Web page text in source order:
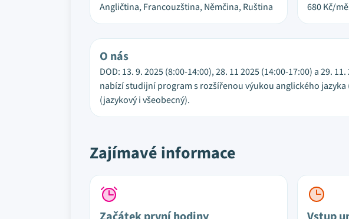
Angličtina, Francouzština, Němčina, Ruština 680Kč/
O nás
DOD: 13. 9. 2025 (8:00-14:00), 28. 11 2025 (14:00-17:00) a 29.
nabízí studijní program s rozšířenou výukou anglického
(jazykový i všeobecný).
Zajímavé informace